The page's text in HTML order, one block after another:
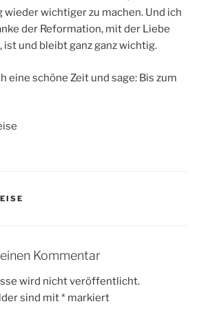
wichtiger zu machen. Und ich
der Reformation, mit der Liebe
ist und bleibt ganz ganz wichtig.
eine schöne Zeit und sage: Bis zum
Kommentar
wird nicht veröffentlicht.
sind mit* markiert